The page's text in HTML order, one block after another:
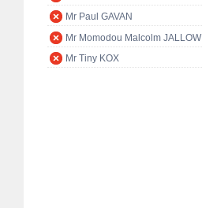
Mr Paul GAVAN
Mr Momodou Malcolm JALLOW
Mr Tiny KOX